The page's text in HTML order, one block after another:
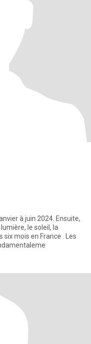
à juin 2024. Ensuite,
le soleil, la
mois en France . Les